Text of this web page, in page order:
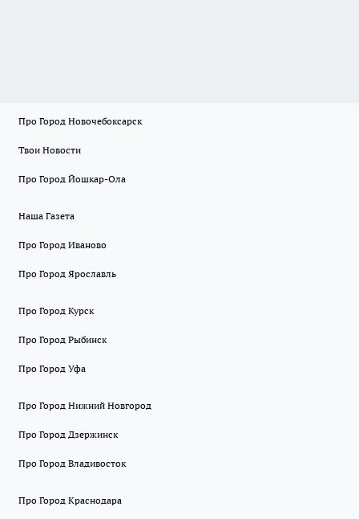
Про Город Новочебоксарск
Твои Новости
Про Город Йошкар-Ола
Наша Газета
Про Город Иваново
Про Город Ярославль
Про Город Курск
Про Город Рыбинск
Про Город Уфа
Про Город Нижний Новгород
Про Город Дзержинск
Про Город Владивосток
Про Город Краснодара